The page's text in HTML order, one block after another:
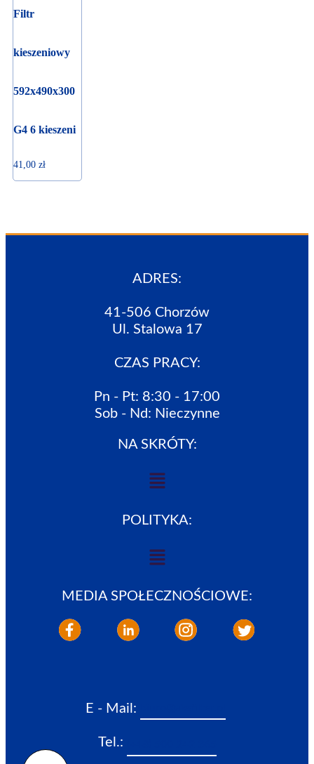
Filtr
kieszeniowy
592x490x300
G4 6 kieszeni
41,00 zł
ADRES:
41-506 Chorzów
Ul. Stalowa 17
CZAS PRACY:
Pn - Pt: 8:30 - 17:00
Sob - Nd: Nieczynne
NA SKRÓTY:
POLITYKA:
MEDIA SPOŁECZNOŚCIOWE:
E - Mail:
Tel.: